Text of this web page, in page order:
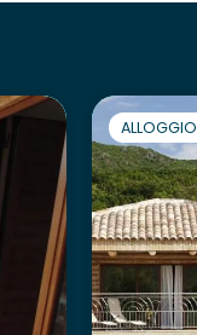
ALLOGGIO